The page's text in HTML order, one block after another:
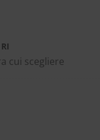
cui scegliere